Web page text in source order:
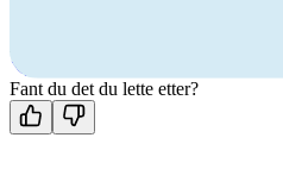
Kontakt oss
Fant du det du lette etter?